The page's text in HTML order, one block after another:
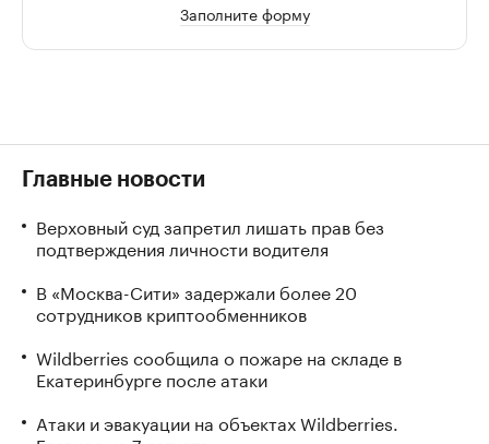
Заполните форму
Главные новости
Верховный суд запретил лишать прав без
подтверждения личности водителя
В «Москва-Сити» задержали более 20
сотрудников криптообменников
Wildberries сообщила о пожаре на складе в
Екатеринбурге после атаки
Атаки и эвакуации на объектах Wildberries.